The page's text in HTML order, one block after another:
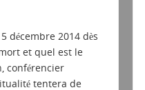
décembre 2014 dès
et quel est le
conférencier
tentera de